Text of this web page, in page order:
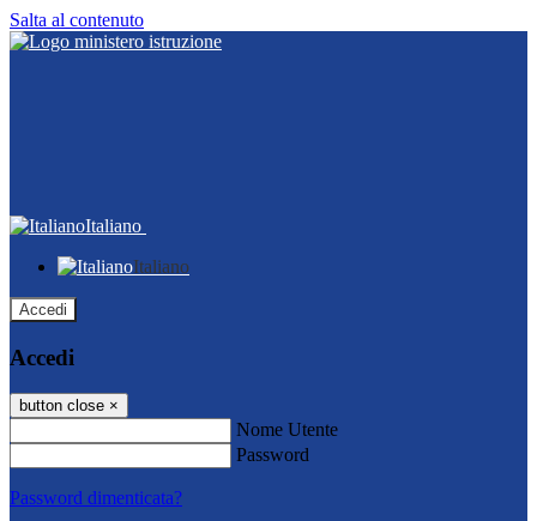
Salta al contenuto
Italiano
Italiano
Accedi
Accedi
button close ×
Nome Utente
Password
Password dimenticata?